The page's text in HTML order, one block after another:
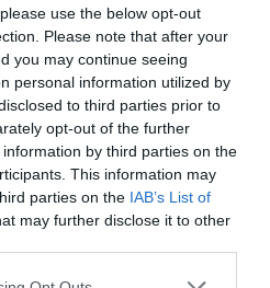
use the below opt-out
Please note that after your
you may continue seeing
personal information utilized by
to third parties prior to
opt-out of the further
by third parties on the
This information may
parties on the IAB’s List of
may further disclose it to other
app uses one or more Google
στη Νίκαια
του Παναθηναϊκού
εμφανίσεις στους αγώνες
στο Δημοτικό Γήπεδο Νίκαιας,